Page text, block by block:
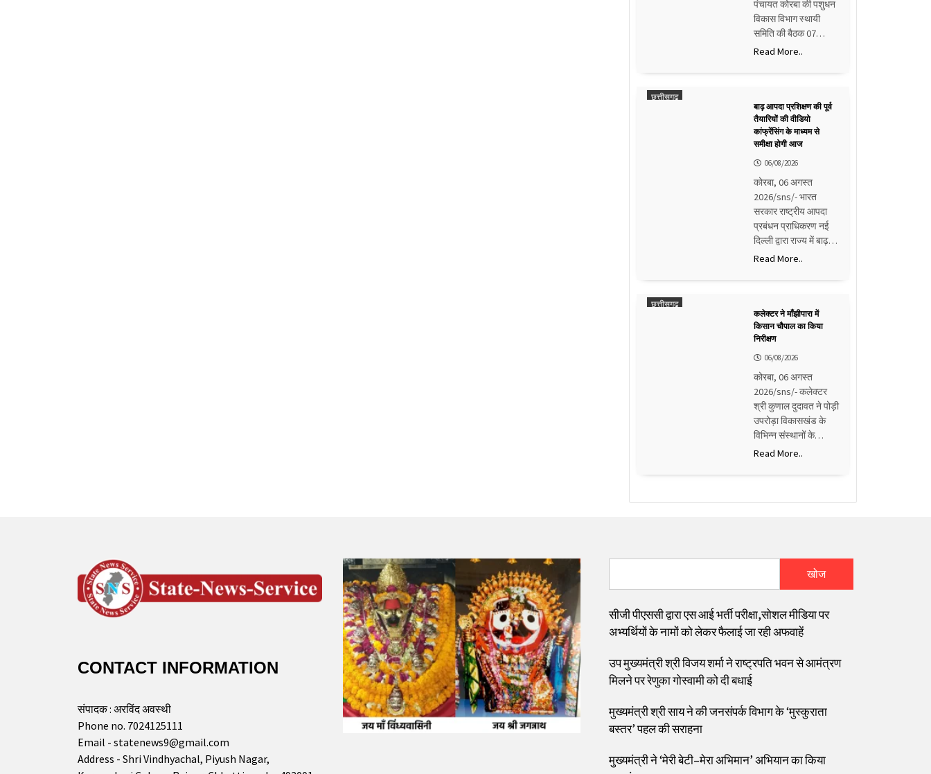
पंचायत कोरबा की पशुधन
विकास विभाग स्थायी
समिति की बैठक 07…
Read More..
छत्तीसगढ़
बाढ़ आपदा प्रशिक्षण की पूर्व
तैयारियों की वीडियो
कांफ्रेंसिंग के माध्यम से
समीक्षा होगी आज
06/08/2026
कोरबा, 06 अगस्त
2026/sns/- भारत
सरकार राष्ट्रीय आपदा
प्रबंधन प्राधिकरण नई
दिल्ली द्वारा राज्य में बाढ़…
Read More..
छत्तीसगढ़
कलेक्टर ने माँझीपारा में
किसान चौपाल का किया
निरीक्षण
06/08/2026
कोरबा, 06 अगस्त
2026/sns/- कलेक्टर
श्री कुणाल दुदावत ने पोड़ी
उपरोड़ा विकासखंड के
विभिन्न संस्थानों के…
Read More..
CONTACT INFORMATION
संपादक : अरविंद अवस्थी
Phone no. 7024125111
Email - statenews9@gmail.com
Address - Shri Vindhyachal, Piyush Nagar,
खोज
सीजी पीएससी द्वारा एस आई भर्ती परीक्षा,सोशल मीडिया पर
अभ्यर्थियों के नामों को लेकर फैलाई जा रही अफवाहें
उप मुख्यमंत्री श्री विजय शर्मा ने राष्ट्रपति भवन से आमंत्रण
मिलने पर रेणुका गोस्वामी को दी बधाई
मुख्यमंत्री श्री साय ने की जनसंपर्क विभाग के ‘मुस्कुराता
बस्तर’ पहल की सराहना
मुख्यमंत्री ने ‘मेरी बेटी–मेरा अभिमान’ अभियान का किया